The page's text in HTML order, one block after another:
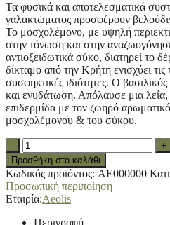
Τα φυσικά και αποτελεσματικά
γαλακτώματος προσφέρουν
Το μοσχολέμονο, με υψηλή
στην τόνωση και στην
αντιοξειδωτικά σύκο, διατηρεί το
δίκταμο από την Κρήτη ενισχύει τις
συσφηκτικές ιδιότητες. Ο
και ενυδάτωση. Απόλαυσε μια
επιδερμίδα με τον ζωηρό
μοσχολέμονου & του σύκου.
AEOLIS
Energising
Body
Lotion
Σύκο
&
Μοσχολέμονο,
-
+
Προσθήκη στο καλάθι
Κωδικός προϊόντος: AE000000
Προσωπική περιποίηση
Εταιρία:Aeolis